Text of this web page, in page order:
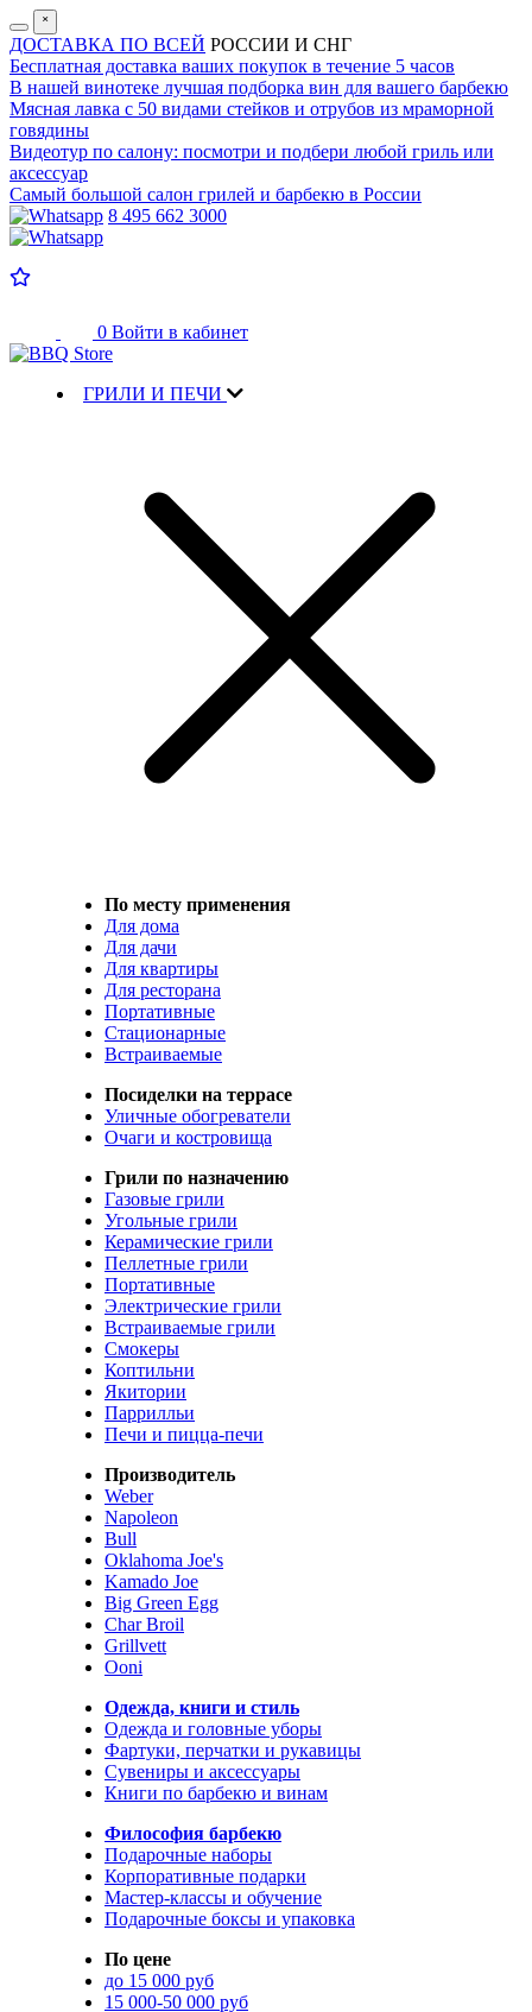
˟
ДОСТАВКА ПО ВСЕЙ РОССИИ И СНГ
Бесплатная доставка ваших покупок в течение 5 часов
В нашей винотеке лучшая подборка вин для вашего барбекю
Мясная лавка с 50 видами стейков и отрубов из мраморной
говядины
Видеотур по салону: посмотри и подбери любой гриль или
аксессуар
Самый большой салон грилей и барбекю в России
8 495 662 3000
0 Войти в кабинет
ГРИЛИ И ПЕЧИ
По месту применения
Для дома
Для дачи
Для квартиры
Для ресторана
Портативные
Стационарные
Встраиваемые
Посиделки на террасе
Уличные обогреватели
Очаги и костровища
Грили по назначению
Газовые грили
Угольные грили
Керамические грили
Пеллетные грили
Портативные
Электрические грили
Встраиваемые грили
Смокеры
Коптильни
Якитории
Паррилльи
Печи и пицца-печи
Производитель
Weber
Napoleon
Bull
Oklahoma Joe's
Kamado Joe
Big Green Egg
Char Broil
Grillvett
Ooni
Одежда, книги и стиль
Одежда и головные уборы
Фартуки, перчатки и рукавицы
Сувениры и аксессуары
Книги по барбекю и винам
Философия барбекю
Подарочные наборы
Корпоративные подарки
Мастер-классы и обучение
Подарочные боксы и упаковка
По цене
до 15 000 руб
15 000-50 000 руб